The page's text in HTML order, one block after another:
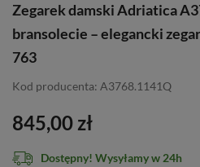
Zegarek damski Adriatica
bransolecie – elegancki
763
Kod producenta: A3768.1141Q
845,00 zł
Dostępny! Wysyłamy w 24h